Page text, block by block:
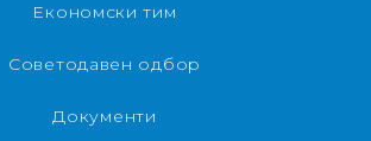
Економски тим
Советодавен одбор
Документи